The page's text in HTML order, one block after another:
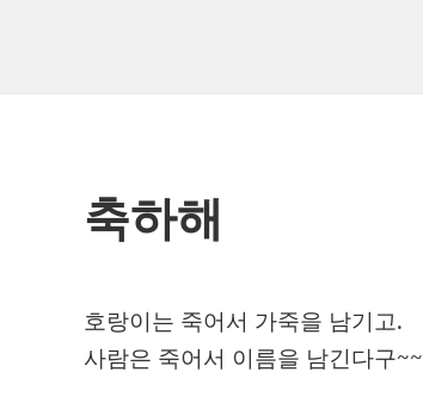
축하해
호랑이는 죽어서 가죽을 남기고.
사람은 죽어서 이름을 남긴다구~~